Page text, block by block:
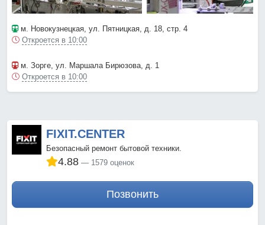
м. Новокузнецкая, ул. Пятницкая, д. 18, стр. 4
Откроется в 10:00
м. Зорге, ул. Маршала Бирюзова, д. 1
Откроется в 10:00
FIXIT.CENTER
Безопасный ремонт бытовой техники.
4.88 1579 оценок
Позвонить